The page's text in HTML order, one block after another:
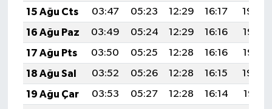
15 Ağu Cts
03:47 05:23 12:29 16:17
19:24
16 Ağu Paz
03:49 05:24 12:29 16:16
19:23
17 Ağu Pts
03:50 05:25 12:28 16:16
19:22
18 Ağu Sal
03:52 05:26 12:28 16:15
19:20
19 Ağu Çar
03:53 05:27 12:28 16:14
19:19